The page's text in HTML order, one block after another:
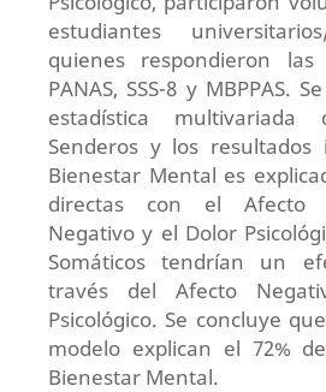
estudiantes
quienes respondieron las
PANAS, SSS-8 y MBPPAS.
estadística
Senderos y los
Bienestar Mental es
directas con el Afecto
Negativo y el Dolor
Somáticos tendrían un
través del Afecto
Psicológico. Se concluye
modelo explican el 72%
Bienestar Mental.